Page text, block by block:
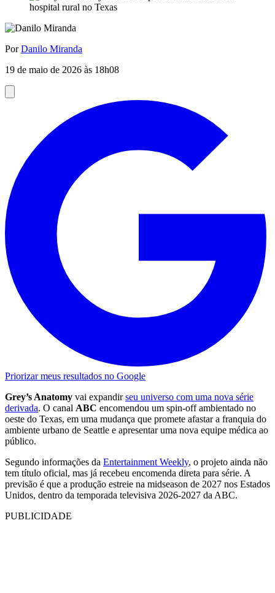
PorDanilo Miranda
19 de maio de 2026 às 18h08
Priorizar meus resultados no Google
Grey’s Anatomy vai expandirseu universo com uma nova série
derivada. O canal ABC encomendou um spin-off ambientado no
oeste do Texas, em uma mudança que promete afastar a franquia do
ambiente urbano de Seattle e apresentar uma nova equipe médica ao
público.
Segundo informações da Entertainment Weekly, o projeto ainda não
tem título oficial, mas já recebeu encomenda direta para série. A
previsão é que a produção estreie na midseason de 2027 nos Estados
Unidos, dentro da temporada televisiva 2026-2027 da ABC.
PUBLICIDADE